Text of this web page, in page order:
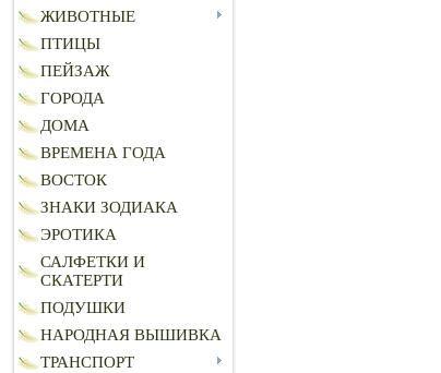
ЖИВОТНЫЕ
ПТИЦЫ
ПЕЙЗАЖ
ГОРОДА
ДОМА
ВРЕМЕНА ГОДА
ВОСТОК
ЗНАКИ ЗОДИАКА
ЭРОТИКА
САЛФЕТКИ И
СКАТЕРТИ
ПОДУШКИ
НАРОДНАЯ ВЫШИВКА
ТРАНСПОРТ